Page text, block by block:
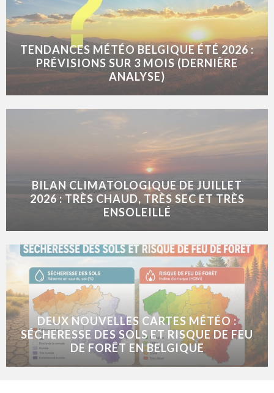
TENDANCES MÉTÉO BELGIQUE ÉTÉ 2026 :
PRÉVISIONS SUR 3 MOIS (DERNIÈRE
ANALYSE)
BILAN CLIMATOLOGIQUE DE JUILLET
2026 : TRÈS CHAUD, TRÈS SEC ET TRÈS
ENSOLEILLÉ
DEUX NOUVELLES CARTES MÉTÉO :
SÉCHERESSE DES SOLS ET RISQUE DE FEU
DE FORÊT EN BELGIQUE